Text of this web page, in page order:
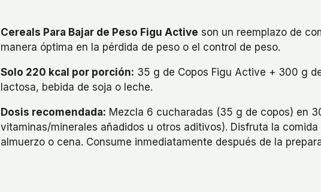
Cereals Para Bajar de Peso Figu Active son un reemplazo de
manera óptima en la pérdida de peso o el control de peso.
Solo 220 kcal por porción: 35 g de Copos Figu Active + 300 g
lactosa, bebida de soja o leche.
Dosis recomendada: Mezcla 6 cucharadas (35 g de copos) en
vitaminas/minerales añadidos u otros aditivos). Disfruta la
almuerzo o cena. Consume inmediatamente después de la